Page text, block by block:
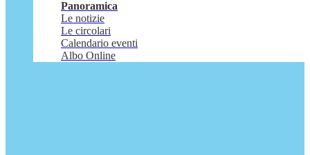
Panoramica
Le notizie
Le circolari
Calendario eventi
Albo Online